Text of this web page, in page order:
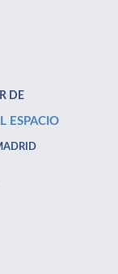
DE
ESPACIO